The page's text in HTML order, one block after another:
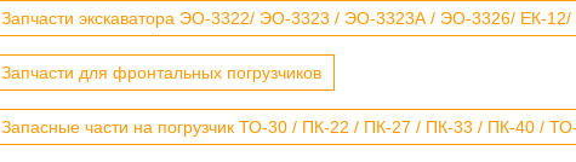
Запчасти экскаватора ЭО-3322/ ЭО-3323 / ЭО-3323А / ЭО-3326/ ЕК-
Запчасти для фронтальных погрузчиков
Запасные части на погрузчик ТО-30 / ПК-22 / ПК-27 / ПК-33 / ПК-40 /